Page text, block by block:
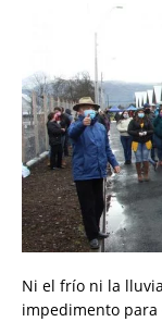
Ni el frío ni la
impedimento para